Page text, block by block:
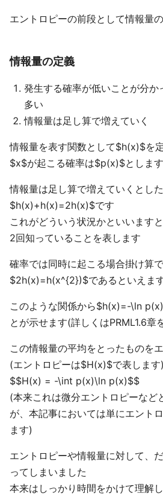
エントロピーの前段として情報量
情報量の定義
発生する確率が低いことが分か
多い
情報量は足し算で増えていく
情報量を表す関数として$h(x)$を
$x$が起こる確率は$p(x)$とします
情報量は足し算で増えていくとした
$h(x)+h(x)=2h(x)$です
これがどういう状況かといいます
2回知っていることを表します
確率では同時に起こる場合掛け算で
$2h(x)=h(x^{2})$であるといえま
このような関係から$h(x)=-\ln
とが示せます(詳しくはPRML1.6章
この情報量の平均をとったものを
(エントロピーは$H(x)$で表します)
$$H(x) = -\int p(x)\ln p(x)$$
(本来これは微分エントロピーなど
が、本記事においては単にエント
ます)
エントロピーや情報量に対して、
ってしまいました
本来はしっかり時間をかけて理解